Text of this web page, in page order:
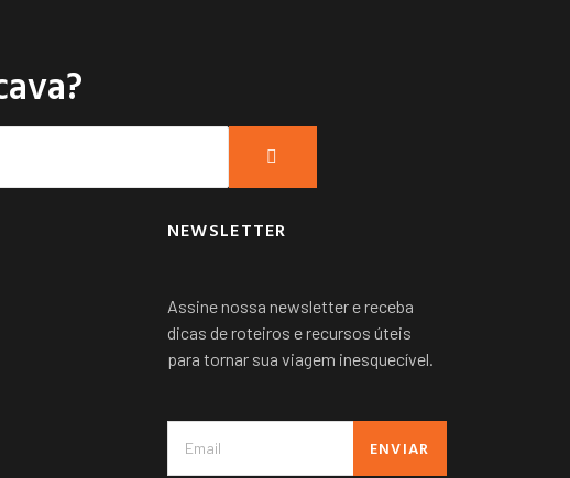
NEWSLETTER
Assine nossa newsletter e receba
dicas de roteiros e recursos úteis
para tornar sua viagem inesquecível.
ENVIAR